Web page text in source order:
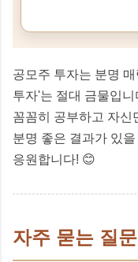
공모주 투자는 분명
투자'는 절대 금물입
꼼꼼히 공부하고 자신
분명 좋은 결과가 있
응원합니다! 😊
자주 묻는 질문